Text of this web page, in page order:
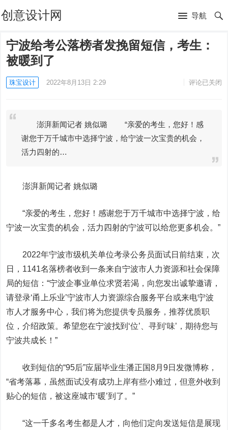
创意设计网 导航
宁波给考公落榜者发挽留短信，考生：
被暖到了
珠宝设计 2022年8月13日 2:29 评论已关闭
澎湃新闻记者 姚似璐 “亲爱的考生，您好！感
谢您于万千城市中选择宁波，给宁波一次宝贵的机会，
活力四射的…
澎湃新闻记者 姚似璐
“亲爱的考生，您好！感谢您于万千城市中选择宁波，给
宁波一次宝贵的机会，活力四射的宁波可以给您更多机会。”
2022年宁波市级机关单位考录公务员面试日前结束，次
日，1141名落榜者收到一条来自宁波市人力资源和社会保障
局的短信：“宁波企事业单位求贤若渴，向您发出诚挚邀请，
请登录‘甬上乐业’宁波市人力资源综合服务平台或来电宁波
市人才服务中心，我们将为您提供专员服务，推荐优质职
位，介绍政策。希望您在宁波找到‘位’、寻到‘味’，期待您与
宁波共成长！”
收到短信的“95后”应届毕业生潘正国8月9日发微博称，
“省考落幕，虽然面试没有成功上岸有些小难过，但意外收到
贴心的短信，被这座城市‘暖’到了。”
“这一千多名考生都是人才，向他们定向发送短信是展现